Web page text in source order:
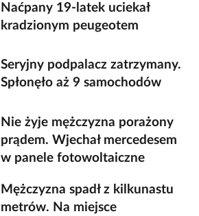
Naćpany 19-latek uciekał
kradzionym peugeotem
Seryjny podpalacz zatrzymany.
Spłonęło aż 9 samochodów
Nie żyje mężczyzna porażony
prądem. Wjechał mercedesem
w panele fotowoltaiczne
Mężczyzna spadł z kilkunastu
metrów. Na miejsce